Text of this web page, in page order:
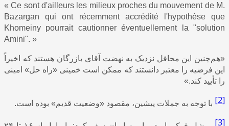
« Ce sont d'ailleurs les milieux proches du mouvement de M.
Bazargan qui ont récemment accrédité l'hypothèse que
Khomeiny pourrait cautionner éventuellement la "solution
Amini". »
«هم‌چنین این محافل نزدیک به نهضت آقای بازرگان هستند که اخیراً
این فرضیه را معتبر دانستند که ممکن است خمینی «راه حل» امینی
را تأیید کند.»
[2] با توجه به جملات پیشین، مقصود «وضعیت قدیم» بوده است.
[3]